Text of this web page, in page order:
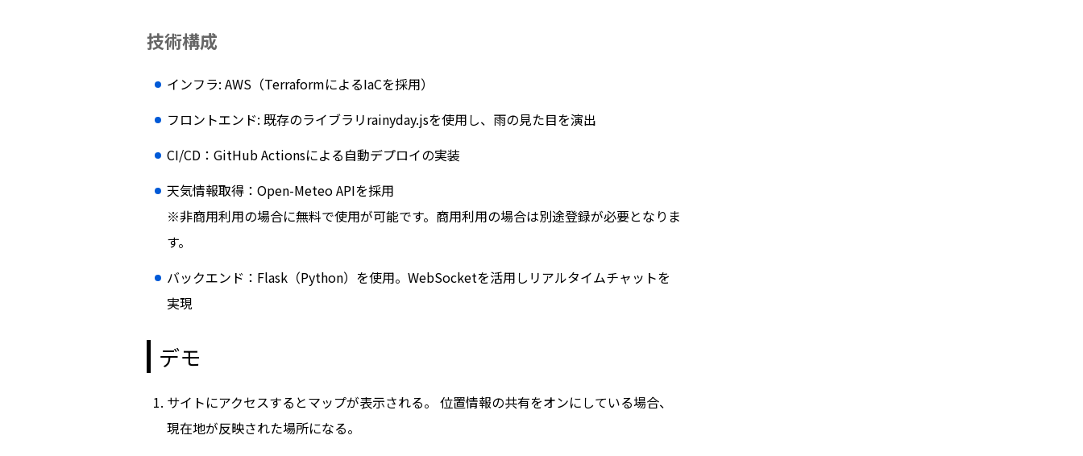
技術構成
インフラ: AWS（TerraformによるIaCを採用）
フロントエンド: 既存のライブラリrainyday.jsを使用し、雨の見た目を演出
CI/CD：GitHub Actionsによる自動デプロイの実装
天気情報取得：Open-Meteo APIを採用
※非商用利用の場合に無料で使用が可能です。商用利用の場合は別途登録が必要となりま
す。
バックエンド：Flask（Python）を使用。WebSocketを活用しリアルタイムチャットを
実現
デモ
サイトにアクセスするとマップが表示される。 位置情報の共有をオンにしている場合、
現在地が反映された場所になる。